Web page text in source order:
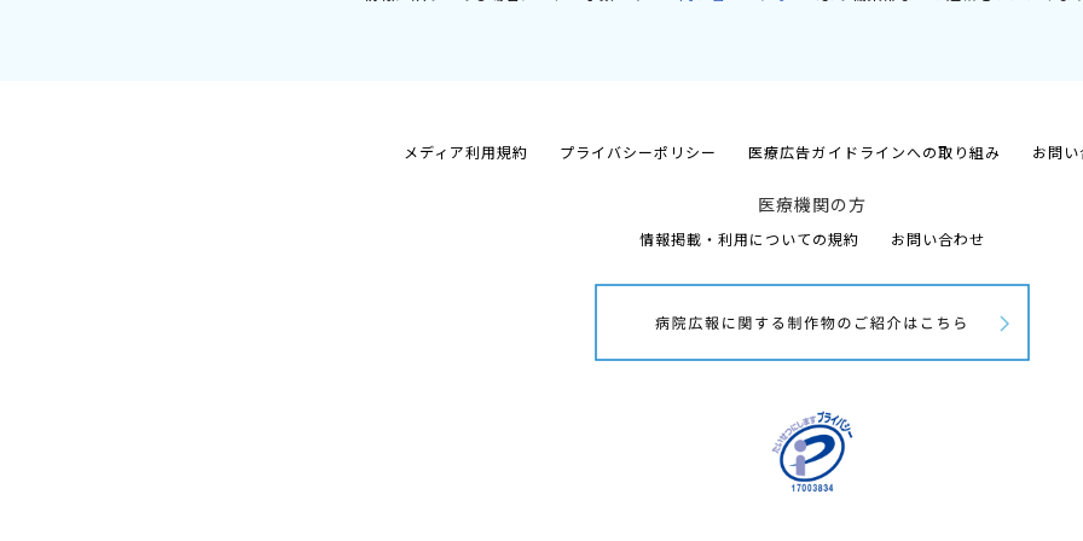
メディア利用規約 プライバシーポリシー 医療広告ガイドラインへの取り組み お問
医療機関の方
情報掲載・利用についての規約 お問い合わせ